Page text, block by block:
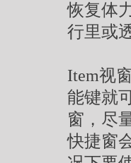
恢复体
行里或
Item视
能键就
窗，尽
快捷窗